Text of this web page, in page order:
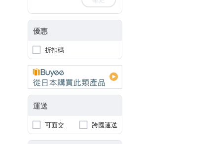
優惠
折扣碼
運送
可面交 跨國運送